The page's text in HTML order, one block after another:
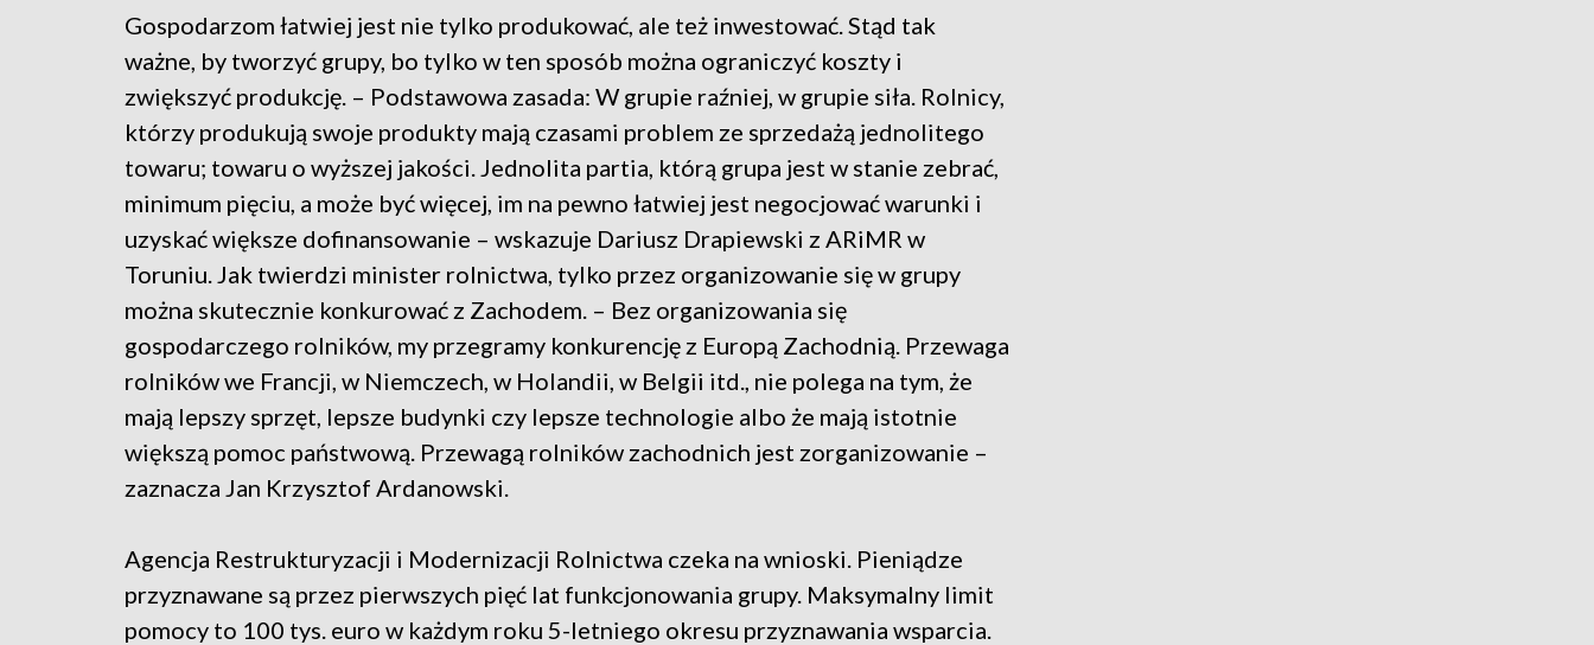
Gospodarzom łatwiej jest nie tylko produkować, ale też inwestować. Stąd tak
ważne, by tworzyć grupy, bo tylko w ten sposób można ograniczyć koszty i
zwiększyć produkcję. – Podstawowa zasada: W grupie raźniej, w grupie siła. Rolnicy,
którzy produkują swoje produkty mają czasami problem ze sprzedażą jednolitego
towaru; towaru o wyższej jakości. Jednolita partia, którą grupa jest w stanie zebrać,
minimum pięciu, a może być więcej, im na pewno łatwiej jest negocjować warunki i
uzyskać większe dofinansowanie – wskazuje Dariusz Drapiewski z ARiMR w
Toruniu. Jak twierdzi minister rolnictwa, tylko przez organizowanie się w grupy
można skutecznie konkurować z Zachodem. – Bez organizowania się
gospodarczego rolników, my przegramy konkurencję z Europą Zachodnią. Przewaga
rolników we Francji, w Niemczech, w Holandii, w Belgii itd., nie polega na tym, że
mają lepszy sprzęt, lepsze budynki czy lepsze technologie albo że mają istotnie
większą pomoc państwową. Przewagą rolników zachodnich jest zorganizowanie –
zaznacza Jan Krzysztof Ardanowski.
Agencja Restrukturyzacji i Modernizacji Rolnictwa czeka na wnioski. Pieniądze
przyznawane są przez pierwszych pięć lat funkcjonowania grupy. Maksymalny limit
pomocy to 100 tys. euro w każdym roku 5-letniego okresu przyznawania wsparcia.